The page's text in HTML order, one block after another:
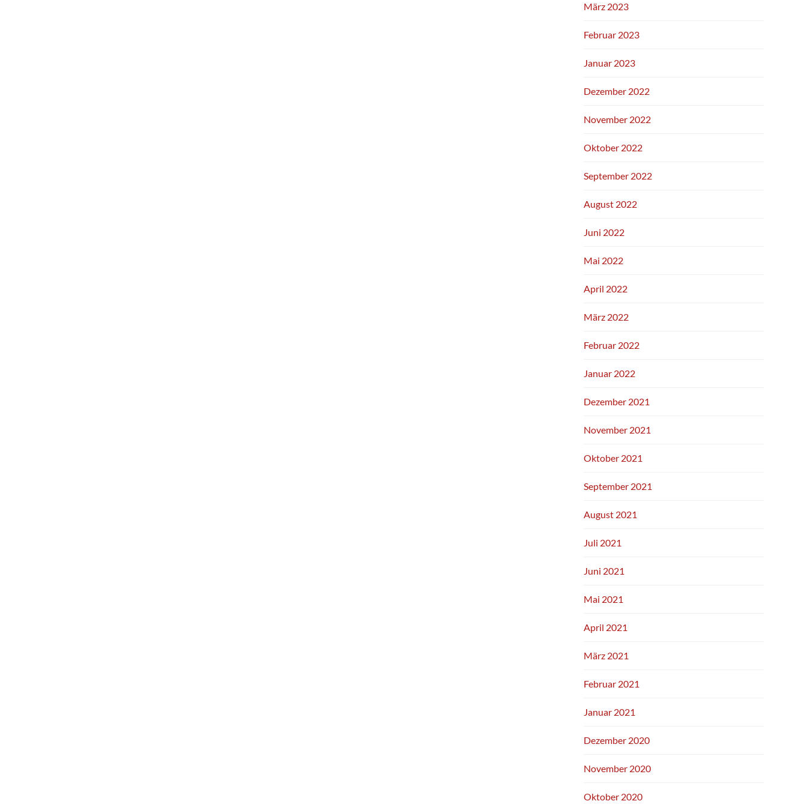
März 2023
Februar 2023
Januar 2023
Dezember 2022
November 2022
Oktober 2022
September 2022
August 2022
Juni 2022
Mai 2022
April 2022
März 2022
Februar 2022
Januar 2022
Dezember 2021
November 2021
Oktober 2021
September 2021
August 2021
Juli 2021
Juni 2021
Mai 2021
April 2021
März 2021
Februar 2021
Januar 2021
Dezember 2020
November 2020
Oktober 2020